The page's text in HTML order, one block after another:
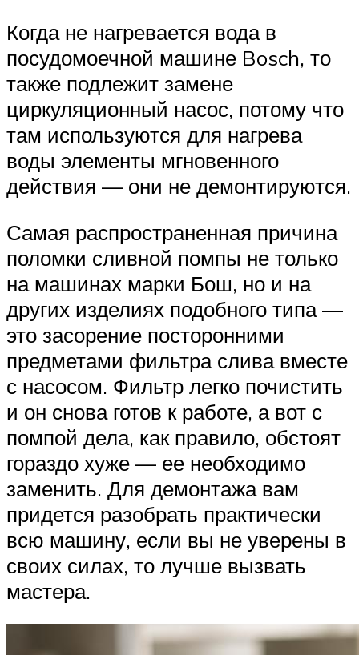
Когда не нагревается вода в
посудомоечной машине Bosch, то
также подлежит замене
циркуляционный насос, потому что
там используются для нагрева
воды элементы мгновенного
действия — они не демонтируются.
Самая распространенная причина
поломки сливной помпы не только
на машинах марки Бош, но и на
других изделиях подобного типа —
это засорение посторонними
предметами фильтра слива вместе
с насосом. Фильтр легко почистить
и он снова готов к работе, а вот с
помпой дела, как правило, обстоят
гораздо хуже — ее необходимо
заменить. Для демонтажа вам
придется разобрать практически
всю машину, если вы не уверены в
своих силах, то лучше вызвать
мастера.